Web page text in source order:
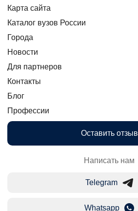
Карта сайта
Каталог вузов России
Города
Новости
Для партнеров
Контакты
Блог
Профессии
Оставить отзыв
Написать нам
Telegram
Whatsapp